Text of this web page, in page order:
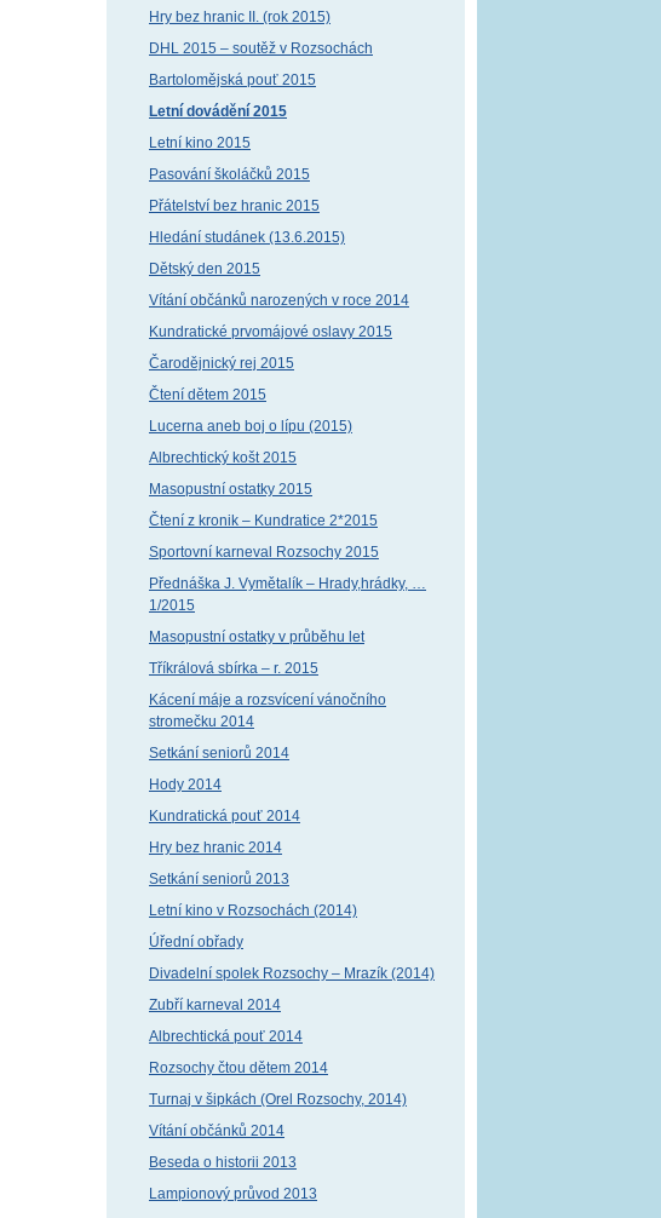
Hry bez hranic II. (rok 2015)
DHL 2015 – soutěž v Rozsochách
Bartolomějská pouť 2015
Letní dovádění 2015
Letní kino 2015
Pasování školáčků 2015
Přátelství bez hranic 2015
Hledání studánek (13.6.2015)
Dětský den 2015
Vítání občánků narozených v roce 2014
Kundratické prvomájové oslavy 2015
Čarodějnický rej 2015
Čtení dětem 2015
Lucerna aneb boj o lípu (2015)
Albrechtický košt 2015
Masopustní ostatky 2015
Čtení z kronik – Kundratice 2*2015
Sportovní karneval Rozsochy 2015
Přednáška J. Vymětalík – Hrady,hrádky, …
1/2015
Masopustní ostatky v průběhu let
Tříkrálová sbírka – r. 2015
Kácení máje a rozsvícení vánočního
stromečku 2014
Setkání seniorů 2014
Hody 2014
Kundratická pouť 2014
Hry bez hranic 2014
Setkání seniorů 2013
Letní kino v Rozsochách (2014)
Úřední obřady
Divadelní spolek Rozsochy – Mrazík (2014)
Zubří karneval 2014
Albrechtická pouť 2014
Rozsochy čtou dětem 2014
Turnaj v šipkách (Orel Rozsochy, 2014)
Vítání občánků 2014
Beseda o historii 2013
Lampionový průvod 2013